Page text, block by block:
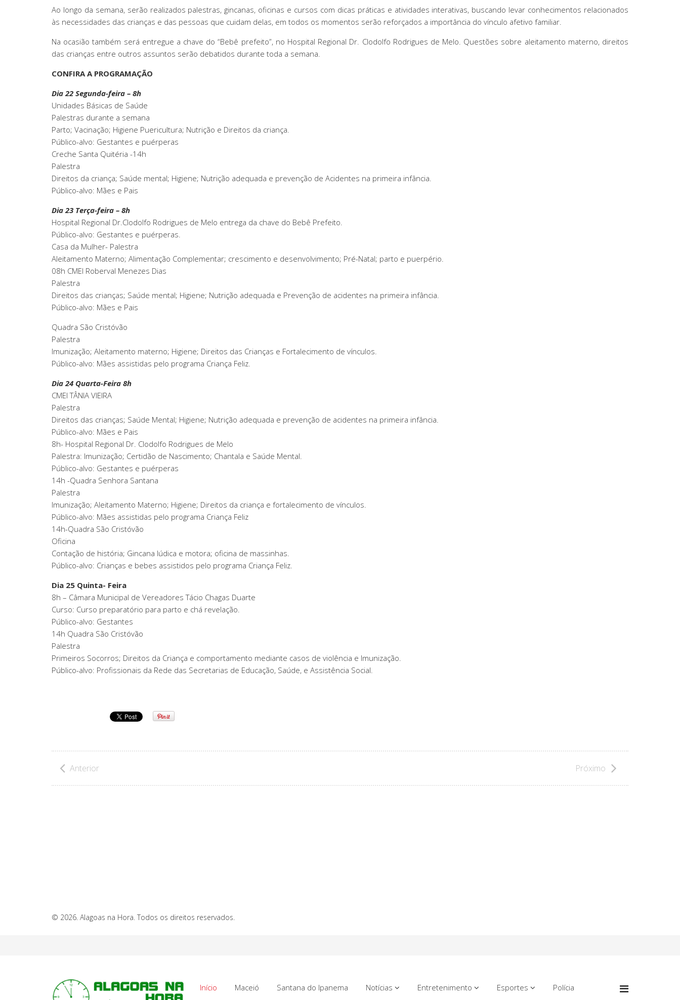
Ao longo da semana, serão realizados palestras, gincanas, oficinas e cursos com dicas práticas e atividades interativas, buscando levar conhecimentos relacionados
às necessidades das crianças e das pessoas que cuidam delas, em todos os momentos serão reforçados a importância do vínculo afetivo familiar.
Na ocasião também será entregue a chave do “Bebê prefeito”, no Hospital Regional Dr. Clodolfo Rodrigues de Melo. Questões sobre aleitamento materno, direitos
das crianças entre outros assuntos serão debatidos durante toda a semana.
CONFIRA A PROGRAMAÇÃO
Dia 22 Segunda-feira – 8h
Unidades Básicas de Saúde
Palestras durante a semana
Parto; Vacinação; Higiene Puericultura; Nutrição e Direitos da criança.
Público-alvo: Gestantes e puérperas
Creche Santa Quitéria -14h
Palestra
Direitos da criança; Saúde mental; Higiene; Nutrição adequada e prevenção de Acidentes na primeira infância.
Público-alvo: Mães e Pais
Dia 23 Terça-feira – 8h
Hospital Regional Dr.Clodolfo Rodrigues de Melo entrega da chave do Bebê Prefeito.
Público-alvo: Gestantes e puérperas.
Casa da Mulher- Palestra
Aleitamento Materno; Alimentação Complementar; crescimento e desenvolvimento; Pré-Natal; parto e puerpério.
08h CMEI Roberval Menezes Dias
Palestra
Direitos das crianças; Saúde mental; Higiene; Nutrição adequada e Prevenção de acidentes na primeira infância.
Público-alvo: Mães e Pais
Quadra São Cristóvão
Palestra
Imunização; Aleitamento materno; Higiene; Direitos das Crianças e Fortalecimento de vínculos.
Público-alvo: Mães assistidas pelo programa Criança Feliz.
Dia 24 Quarta-Feira 8h
CMEI TÂNIA VIEIRA
Palestra
Direitos das crianças; Saúde Mental; Higiene; Nutrição adequada e prevenção de acidentes na primeira infância.
Público-alvo: Mães e Pais
8h- Hospital Regional Dr. Clodolfo Rodrigues de Melo
Palestra: Imunização; Certidão de Nascimento; Chantala e Saúde Mental.
Público-alvo: Gestantes e puérperas
14h -Quadra Senhora Santana
Palestra
Imunização; Aleitamento Materno; Higiene; Direitos da criança e fortalecimento de vínculos.
Público-alvo: Mães assistidas pelo programa Criança Feliz
14h-Quadra São Cristóvão
Oficina
Contação de história; Gincana lúdica e motora; oficina de massinhas.
Público-alvo: Crianças e bebes assistidos pelo programa Criança Feliz.
Dia 25 Quinta- Feira
8h – Câmara Municipal de Vereadores Tácio Chagas Duarte
Curso: Curso preparatório para parto e chá revelação.
Público-alvo: Gestantes
14h Quadra São Cristóvão
Palestra
Primeiros Socorros; Direitos da Criança e comportamento mediante casos de violência e Imunização.
Público-alvo: Profissionais da Rede das Secretarias de Educação, Saúde, e Assistência Social.
Anterior Próximo
© 2026. Alagoas na Hora. Todos os direitos reservados.
Início Maceió Santana do Ipanema Notícias Entretenimento Esportes Polícia